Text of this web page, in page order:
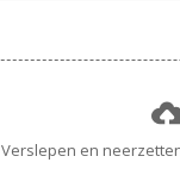
Verslepen en